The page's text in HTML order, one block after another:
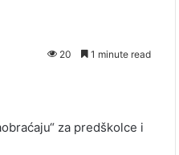
20 1 minute read
za predškolce i